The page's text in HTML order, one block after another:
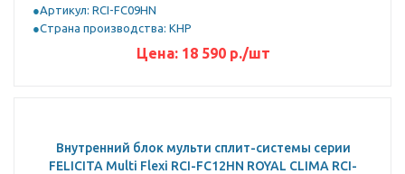
Артикул: RCI-FС09HN
Страна производства: КНР
Цена: 18 590р./шт
Внутренний блок мульти сплит-системы серии
FELICITA Multi Flexi RCI-FС12HN ROYAL CLIMA RCI-